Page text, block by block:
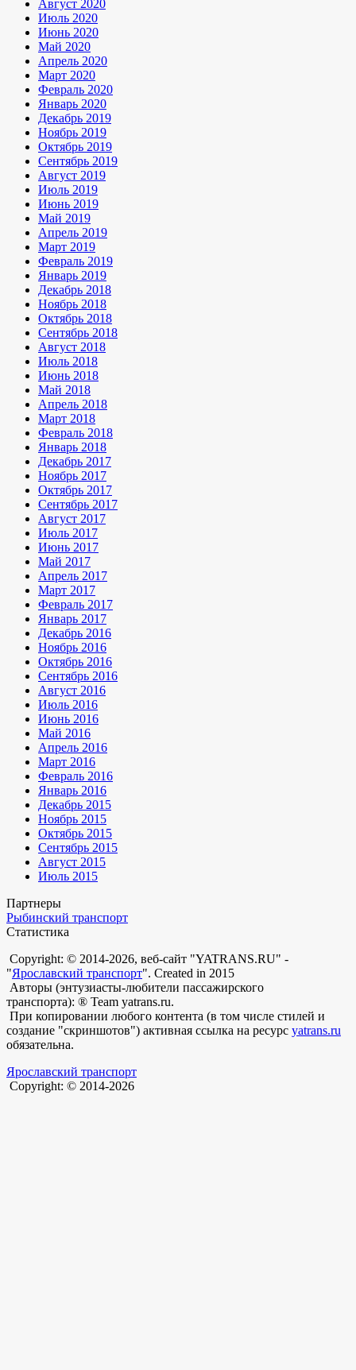
Август 2020
Июль 2020
Июнь 2020
Май 2020
Апрель 2020
Март 2020
Февраль 2020
Январь 2020
Декабрь 2019
Ноябрь 2019
Октябрь 2019
Сентябрь 2019
Август 2019
Июль 2019
Июнь 2019
Май 2019
Апрель 2019
Март 2019
Февраль 2019
Январь 2019
Декабрь 2018
Ноябрь 2018
Октябрь 2018
Сентябрь 2018
Август 2018
Июль 2018
Июнь 2018
Май 2018
Апрель 2018
Март 2018
Февраль 2018
Январь 2018
Декабрь 2017
Ноябрь 2017
Октябрь 2017
Сентябрь 2017
Август 2017
Июль 2017
Июнь 2017
Май 2017
Апрель 2017
Март 2017
Февраль 2017
Январь 2017
Декабрь 2016
Ноябрь 2016
Октябрь 2016
Сентябрь 2016
Август 2016
Июль 2016
Июнь 2016
Май 2016
Апрель 2016
Март 2016
Февраль 2016
Январь 2016
Декабрь 2015
Ноябрь 2015
Октябрь 2015
Сентябрь 2015
Август 2015
Июль 2015
Партнеры
Рыбинский транспорт
Статистика
Copyright: © 2014-2026, веб-сайт "YATRANS.RU" -
"Ярославский транспорт". Created in 2015
Авторы (энтузиасты-любители пассажирского
транспорта): ® Team yatrans.ru.
При копировании любого контента (в том числе стилей и
создание "скриншотов") активная ссылка на ресурс yatrans.ru
обязательна.
Ярославский транспорт
Copyright: © 2014-2026